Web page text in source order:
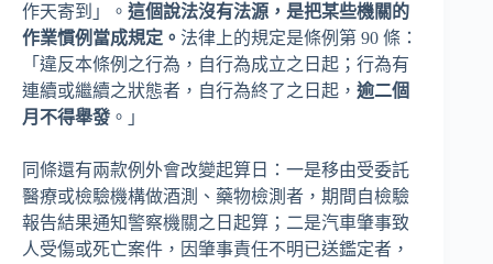
作天寄到」。 這個說法沒有法源，是把某些機關的
作業慣例當成規定。 法律上的規定是條例第 90 條：
「違反本條例之行為，自行為成立之日起；行為有
連續或繼續之狀態者，自行為終了之日起， 逾二個
月不得舉發 。」
同條還有兩款例外會改變起算日：一是移由受委託
醫療或檢驗機構做酒測、藥物檢測者，期間自檢驗
報告結果通知警察機關之日起算；二是汽車肇事致
人受傷或死亡案件，因肇事責任不明已送鑑定者，